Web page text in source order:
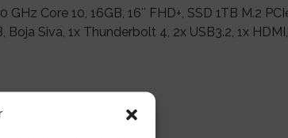
Core 10, 16GB, 16″ FHD+, SSD 1TB M.2
Siva, 1x Thunderbolt 4, 2x USB3.2, 1x